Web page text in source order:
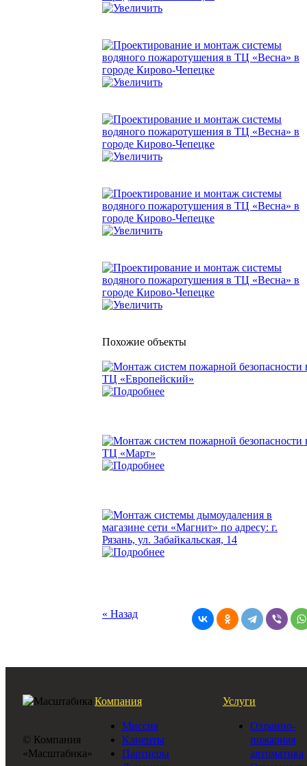
Похожие объекты
« Назад
© Компания
«Масштабика»
Компания
Миссия
Клиенты
Партнеры
Услуги
Охранно-
пожарная
автоматика